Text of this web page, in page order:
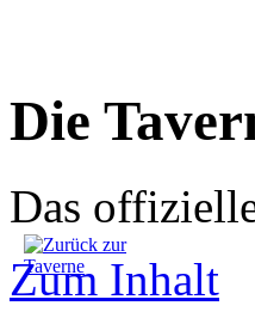
Die
Das
Zum Inhalt